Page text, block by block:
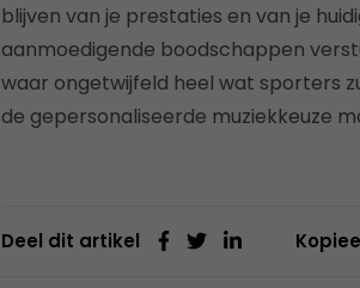
blijven van je prestaties en van je
aanmoedigende boodschappen
waar ongetwijfeld heel wat sporters
de gepersonaliseerde muziekkeuze
Deel dit artikel